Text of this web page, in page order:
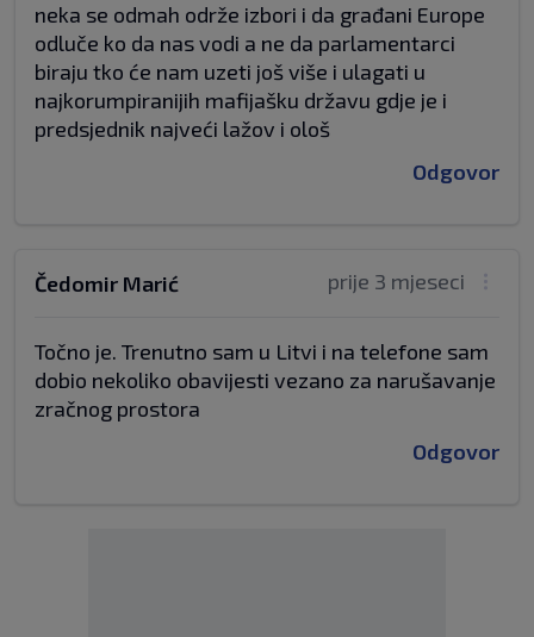
neka se odmah održe izbori i da građani Europe
odluče ko da nas vodi a ne da parlamentarci
biraju tko će nam uzeti još više i ulagati u
najkorumpiranijih mafijašku državu gdje je i
predsjednik najveći lažov i ološ
Odgovor
prije 3 mjeseci
Čedomir Marić
Točno je. Trenutno sam u Litvi i na telefone sam
dobio nekoliko obavijesti vezano za narušavanje
zračnog prostora
Odgovor